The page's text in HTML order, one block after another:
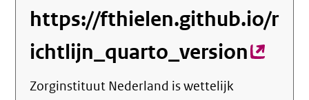
https://fthielen.github.io/r
ichtlijn_quarto_version
Zorginstituut Nederland is wettelijk